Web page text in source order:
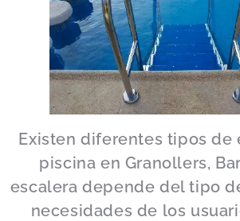
Existen diferentes tipos de
piscina en Granollers,
escalera depende del tipo
necesidades de los